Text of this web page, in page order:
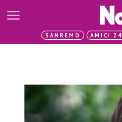
SANREMO AMICI 24